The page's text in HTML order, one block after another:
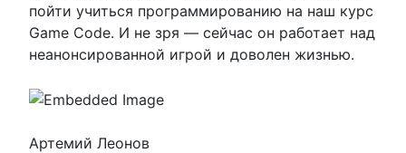
пойти учиться программированию на наш курс
Game Code. И не зря — сейчас он работает над
неанонсированной игрой и доволен жизнью.
Артемий Леонов